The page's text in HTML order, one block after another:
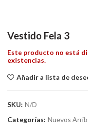
Vestido Fela 3
Este producto no está
existencias.
Añadir a lista de
SKU: N/D
Categorías: Nuevos